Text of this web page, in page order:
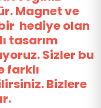
Magnet ve
hediye olan
tasarım
Sizler bu
farklı
Bizlere